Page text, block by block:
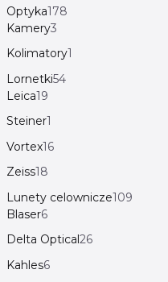
Optyka178
Kamery3
Kolimatory1
Lornetki54
Leica19
Steiner1
Vortex16
Zeiss18
Lunety celownicze109
Blaser6
Delta Optical26
Kahles6